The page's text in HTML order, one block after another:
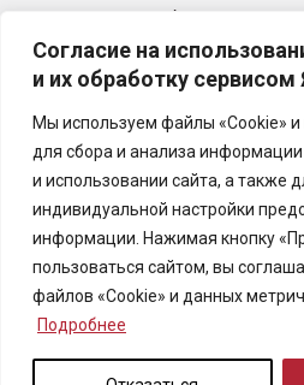
Согласие на
и их обработку
Мы используем файлы «Cookie»
для сбора и анализа
и использовании сайта, а также
индивидуальной настройки
информации. Нажимая кнопку
пользоваться сайтом, вы
файлов «Cookie» и данных
Подробнее
Растительный сбор является
альтернативой привычным
богат витаминами группы B и
Copyright © 2025
партнерство содействия
«Центр страховой
Правила